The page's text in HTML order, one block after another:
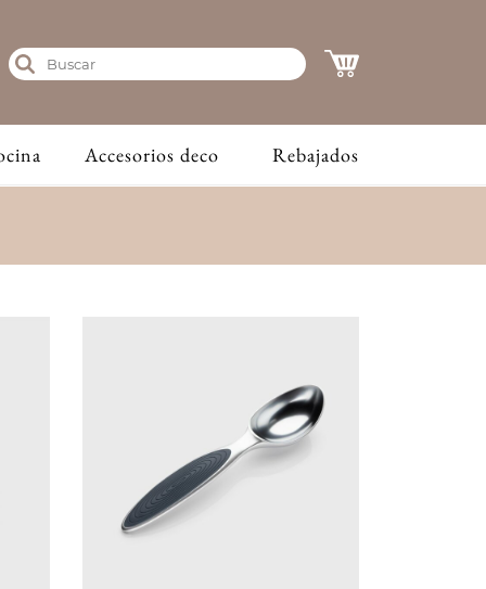
Accesorios deco Rebajados